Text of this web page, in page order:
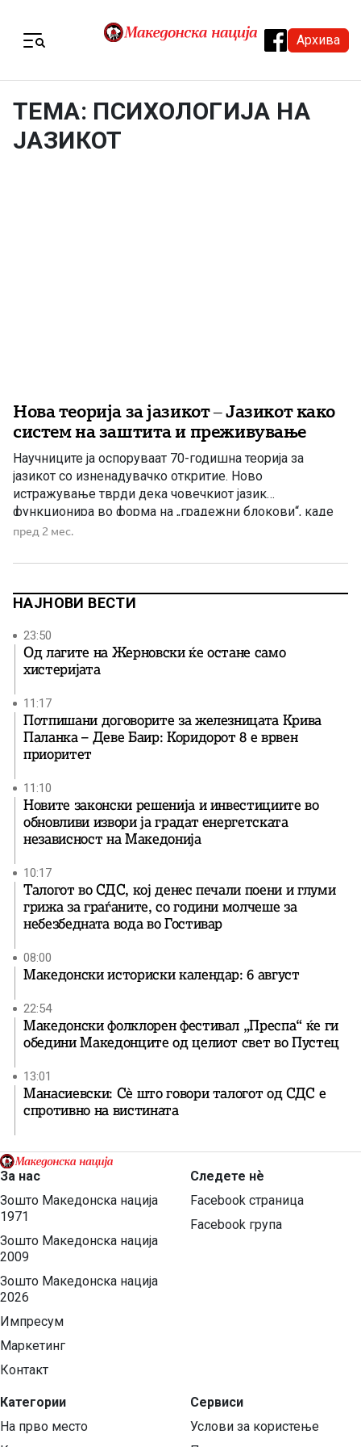
Архива
ТЕМА: ПСИХОЛОГИЈА НА
ЈАЗИКОТ
Нова теорија за јазикот – Јазикот како
систем на заштита и преживување
Научниците ја оспоруваат 70-годишна теорија за
јазикот со изненадувачко откритие. Ново
истражување тврди дека човечкиот јазик
функционира во форма на „градежни блокови“, каде
што нашите мозоци ги спојуваат предвидливите низи
наместо да конструираат сложени, хиерархиски
претходно занемарена структура што лежи […]
пред 2 мес.
НАЈНОВИ ВЕСТИ
23:50
Од лагите на Жерновски ќе остане само
хистеријата
11:17
Потпишани договорите за железницата Крива
Паланка – Деве Баир: Коридорот 8 е врвен
приоритет
11:10
Новите законски решенија и инвестициите во
обновливи извори ја градат енергетската
независност на Македонија
10:17
Талогот во СДС, кој денес печали поени и глуми
грижа за граѓаните, со години молчеше за
небезбедната вода во Гостивар
08:00
Македонски историски календар: 6 август
22:54
Македонски фолклорен фестивал „Преспа“ ќе ги
обедини Македонците од целиот свет во Пустец
13:01
Манасиевски: Сè што говори талогот од СДС е
спротивно на вистината
За нас
Зошто Македонска нација
1971
Зошто Македонска нација
2009
Зошто Македонска нација
2026
Импресум
Маркетинг
Контакт
Категории
На прво место
Следете нѐ
Facebook страница
Facebook група
Сервиси
Услови за користење